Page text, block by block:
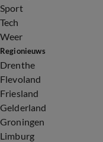
Sport
Tech
Weer
Regionieuws
Drenthe
Flevoland
Friesland
Gelderland
Groningen
Limburg